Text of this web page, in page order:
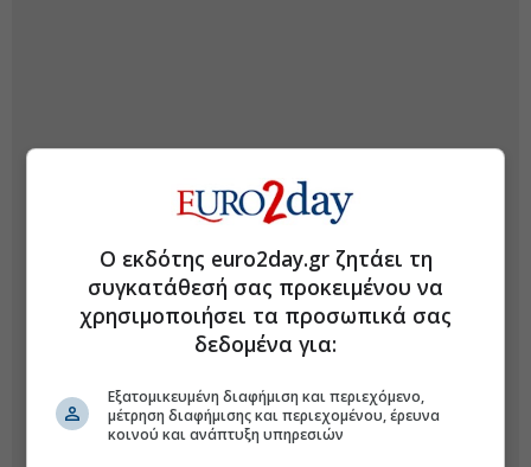
Ο εκδότης euro2day.gr ζητάει τη
συγκατάθεσή σας προκειμένου να
χρησιμοποιήσει τα προσωπικά σας
δεδομένα για:
Εξατομικευμένη διαφήμιση και περιεχόμενο,
μέτρηση διαφήμισης και περιεχομένου, έρευνα
κοινού και ανάπτυξη υπηρεσιών